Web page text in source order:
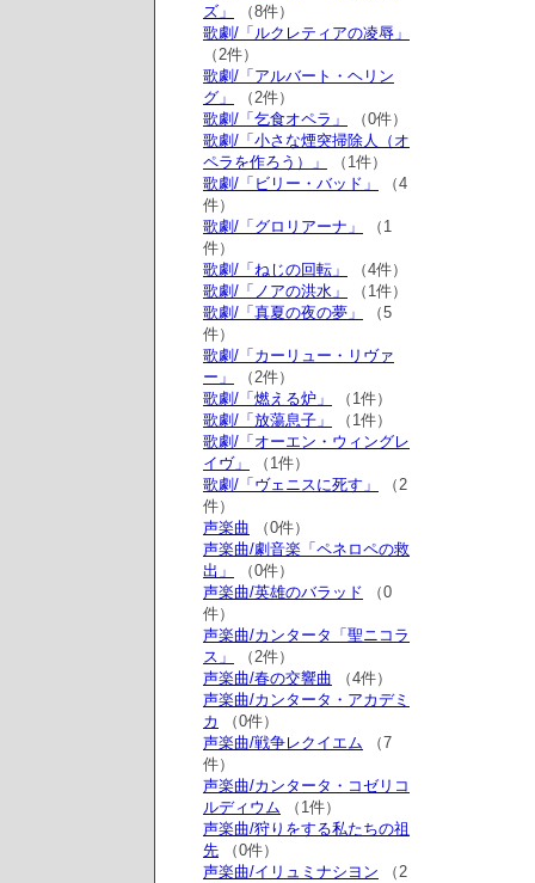
ズ」
（8件）
歌劇/「ルクレティアの凌辱」
（2件）
歌劇/「アルバート・ヘリン
グ」
（2件）
歌劇/「乞食オペラ」
（0件）
歌劇/「小さな煙突掃除人（オ
ペラを作ろう）」
（1件）
歌劇/「ビリー・バッド」
（4
件）
歌劇/「グロリアーナ」
（1
件）
歌劇/「ねじの回転」
（4件）
歌劇/「ノアの洪水」
（1件）
歌劇/「真夏の夜の夢」
（5
件）
歌劇/「カーリュー・リヴァ
ー」
（2件）
歌劇/「燃える炉」
（1件）
歌劇/「放蕩息子」
（1件）
歌劇/「オーエン・ウィングレ
イヴ」
（1件）
歌劇/「ヴェニスに死す」
（2
件）
声楽曲 （0件）
声楽曲/劇音楽「ペネロペの救
出」
（0件）
声楽曲/英雄のバラッド （0
件）
声楽曲/カンタータ「聖ニコラ
ス」
（2件）
声楽曲/春の交響曲 （4件）
声楽曲/カンタータ・アカデミ
カ
（0件）
声楽曲/戦争レクイエム （7
件）
声楽曲/カンタータ・コゼリコ
ルディウム （1件）
声楽曲/狩りをする私たちの祖
先 （0件）
声楽曲/イリュミナシヨン （2